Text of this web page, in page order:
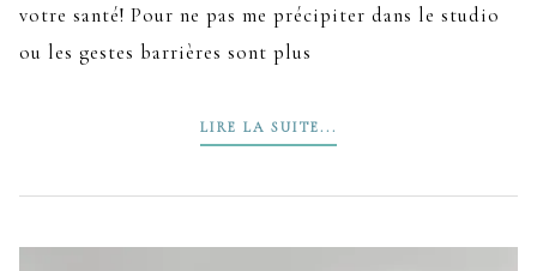
votre santé! Pour ne pas me précipiter dans le studio
ou les gestes barrières sont plus
LIRE LA SUITE...